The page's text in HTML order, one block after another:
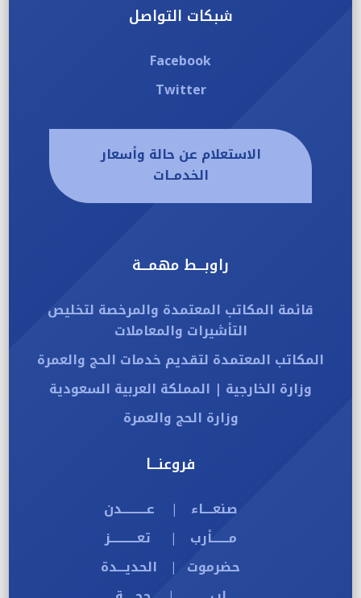
شبكات التواصل
Facebook
Twitter
الاستعلام عن حالة وأسعار
الخدمــات
راوبـــط مهمـــة
قائمة المكاتب المعتمدة والمرخصة لتخليص
التأشيرات والمعاملات
المكاتب المعتمدة لتقديم خدمات الحج والعمرة
وزارة الخارجية | المملكة العربية السعودية
وزارة الحج والعمرة
فروعنـــا
صنعــــاء | عــــــــــدن
مـــــــأرب | تعـــــــــــز
حضرموت | الحديـــدة